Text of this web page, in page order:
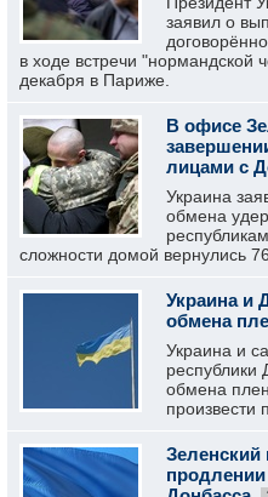
заявил о
в ходе встречи "нормандской
декабря в Париже.
В офисе
лицами с
Украина
обмена
сложности домой вернулись
Украина и
обмена
Украина и
республики
обмена
произвести
Зеленский
продлении